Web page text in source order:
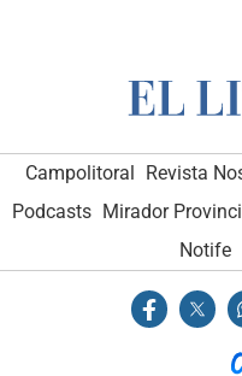
Campolitoral Revista
Podcasts Mirador
Notife